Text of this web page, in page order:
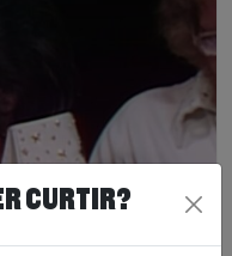
CURTIR?